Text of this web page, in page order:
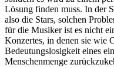
Lösung finden muss. In der
also die Stars, solchen
für die Musiker ist es nicht
Konzertes, in denen sie wie
Bedeutungslosigkeit eines
Menschenmenge